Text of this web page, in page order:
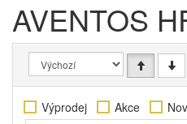
AVENTOS
Výprodej Akce